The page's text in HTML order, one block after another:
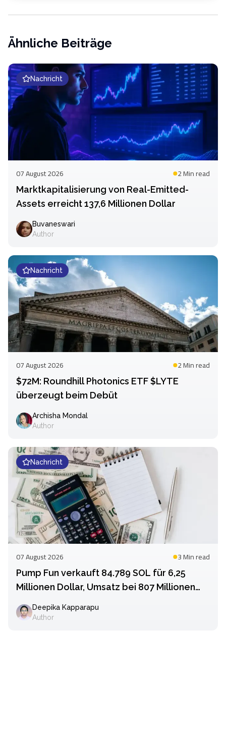
Ähnliche Beiträge
Nachricht
07 August 2026 2 Minread
Marktkapitalisierung von Real-Emitted-
Assets erreicht 137,6 Millionen Dollar
Buvaneswari
Author
Nachricht
07 August 2026 2 Minread
$72M: Roundhill Photonics ETF $LYTE
überzeugt beim Debüt
Archisha Mondal
Author
Nachricht
07 August 2026 3 Minread
Pump Fun verkauft 84.789 SOL für 6,25
Millionen Dollar, Umsatz bei 807 Millionen
Deepika Kapparapu
Author